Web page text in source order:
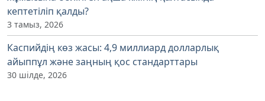
кептетіліп қалды?
3 тамыз, 2026
Каспийдің көз жасы: 4,9 миллиард долларлық
айыппұл және заңның қос стандарттары
30 шілде, 2026